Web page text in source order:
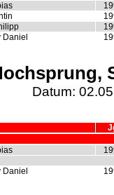
Datum: